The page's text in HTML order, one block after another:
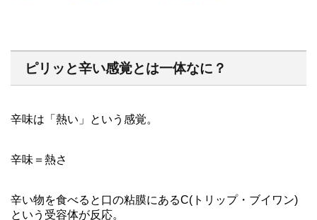
ピリッと辛い感覚とは一体なに？
辛味は「熱い」という感覚。
辛味＝熱さ
辛い物を食べると口の粘膜にあるC(トリップ・ブイワン)
という受容体が反応。